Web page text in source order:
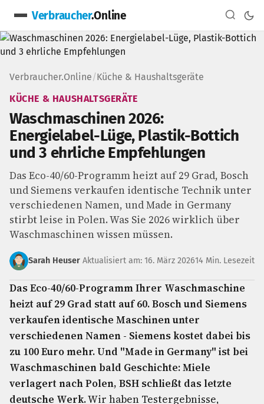
Verbraucher.Online
Verbraucher.Online/Küche & Haushaltsgeräte
KÜCHE & HAUSHALTSGERÄTE
Waschmaschinen 2026:
Energielabel-Lüge, Plastik-Bottich
und 3 ehrliche Empfehlungen
Das Eco-40/60-Programm heizt auf 29 Grad, Bosch
und Siemens verkaufen identische Technik unter
verschiedenen Namen, und Made in Germany
stirbt leise in Polen. Was Sie 2026 wirklich über
Waschmaschinen wissen müssen.
Sarah Heuser Aktualisiert am: 16. März 202614 Min. Lesezeit
Das Eco-40/60-Programm Ihrer Waschmaschine
heizt auf 29 Grad statt auf 60. Bosch und Siemens
verkaufen identische Maschinen unter
verschiedenen Namen - Siemens kostet dabei bis
zu 100 Euro mehr. Und "Made in Germany" ist bei
Waschmaschinen bald Geschichte: Miele
verlagert nach Polen, BSH schließt das letzte
deutsche Werk.Wir haben Testergebnisse,